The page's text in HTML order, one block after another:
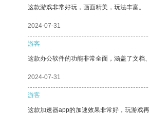
这款游戏非常好玩，画面精美，玩法丰富。
2024-07-31
游客
这款办公软件的功能非常全面，涵盖了文档
2024-07-31
游客
这款加速器app的加速效果非常好，玩游戏